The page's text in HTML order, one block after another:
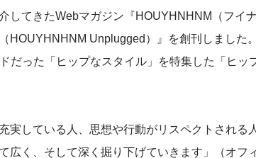
してきたWebマガジン『HOUYHNHNM（フイ
HOUYHNHNM Unplugged）』を創刊しました
だった「ヒップなスタイル」を特集した「ヒッ
実している人、思想や行動がリスペクトされる
広く、そして深く掘り下げていきます」（オフ